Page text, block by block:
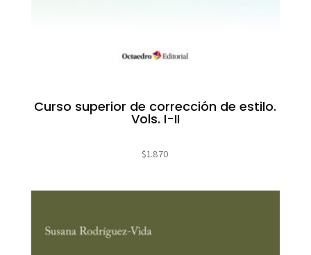
Curso superior de corrección de estilo.
Vols. I-II
$1.870